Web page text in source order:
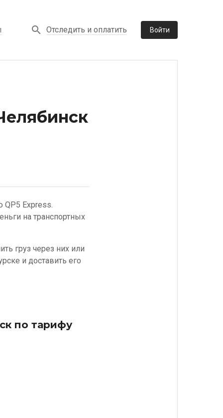
Отследить и оплатить Войти
QP5 Express.
на транспортных
груз через них или
и доставить его
по тарифу